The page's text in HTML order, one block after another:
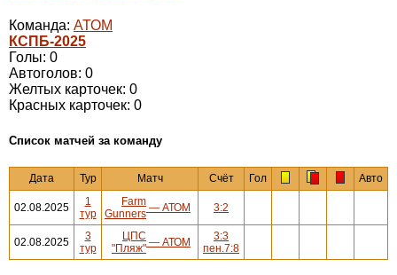
Команда: АТОМ
КСПБ-2025
Голы: 0
Автоголов: 0
Желтых карточек: 0
Красных карточек: 0
Cписок матчей за команду
Дата Тур Матч Счёт Гол Авто
02.08.2025
1
тур
Farm
Gunners — АТОМ 3:2
02.08.2025
3
тур
ЦПС
"Пляж" — АТОМ
3:3
пен.7:8